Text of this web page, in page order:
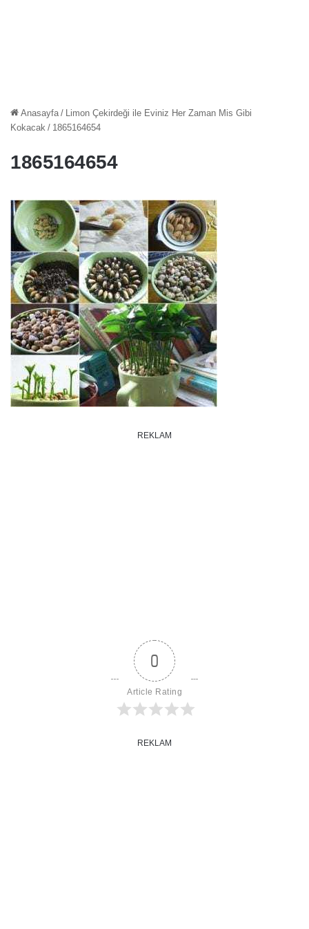
Anasayfa /
Limon Çekirdeği ile Eviniz Her Zaman Mis Gibi
Kokacak / 1865164654
1865164654
REKLAM
0
Article Rating
REKLAM